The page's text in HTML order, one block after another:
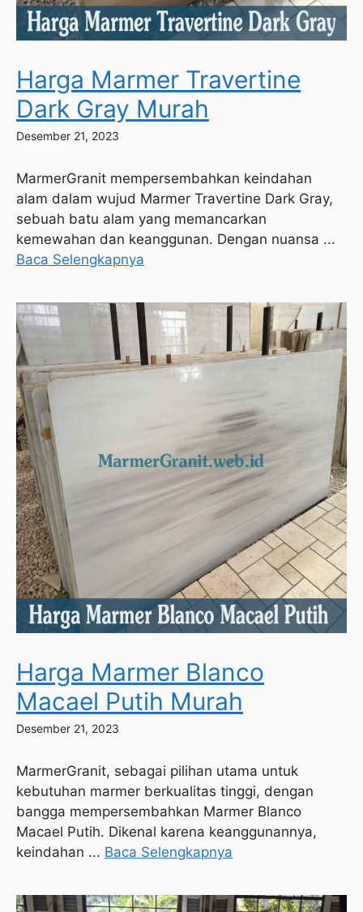
Harga Marmer Travertine
Dark Gray Murah
Desember 21, 2023
MarmerGranit mempersembahkan keindahan
alam dalam wujud Marmer Travertine Dark Gray,
sebuah batu alam yang memancarkan
kemewahan dan keanggunan. Dengan nuansa ...
Baca Selengkapnya
Harga Marmer Blanco
Macael Putih Murah
Desember 21, 2023
MarmerGranit, sebagai pilihan utama untuk
kebutuhan marmer berkualitas tinggi, dengan
bangga mempersembahkan Marmer Blanco
Macael Putih. Dikenal karena keanggunannya,
keindahan ... Baca Selengkapnya